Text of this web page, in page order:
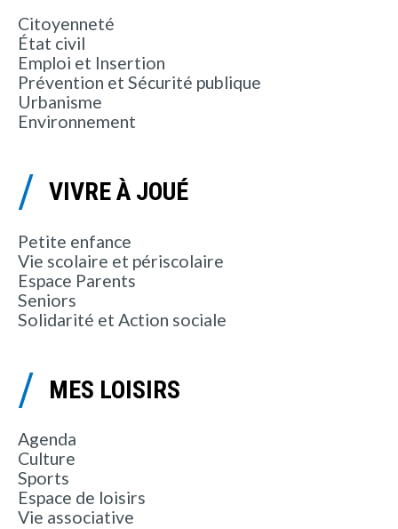
Citoyenneté
État civil
Emploi et Insertion
Prévention et Sécurité publique
Urbanisme
Environnement
VIVRE À JOUÉ
Petite enfance
Vie scolaire et périscolaire
Espace Parents
Seniors
Solidarité et Action sociale
MES LOISIRS
Agenda
Culture
Sports
Espace de loisirs
Vie associative